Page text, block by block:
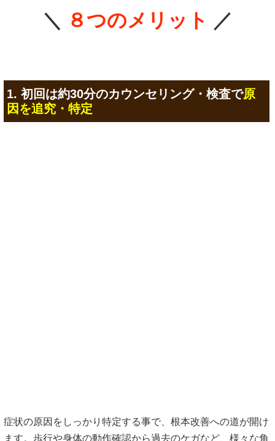
＼ ８つのメリット ／
1. 初回は約30分のカウンセリング・検査で原
因を追究・特定
症状の原因をしっかり特定する事で、根本改善への道が開け
ます。歩行や身体の動作確認から過去のケガなど、様々な角